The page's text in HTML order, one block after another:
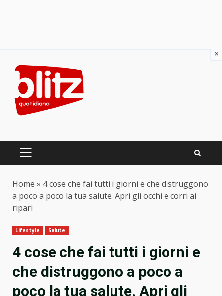
content
PRIMARY
Home » 4 cose che fai tutti i giorni e che distruggono
a poco a poco la tua salute. Apri gli occhi e corri ai
ripari
Lifestyle Salute
4 cose che fai tutti i giorni e
che distruggono a poco a
poco la tua salute. Apri gli
×